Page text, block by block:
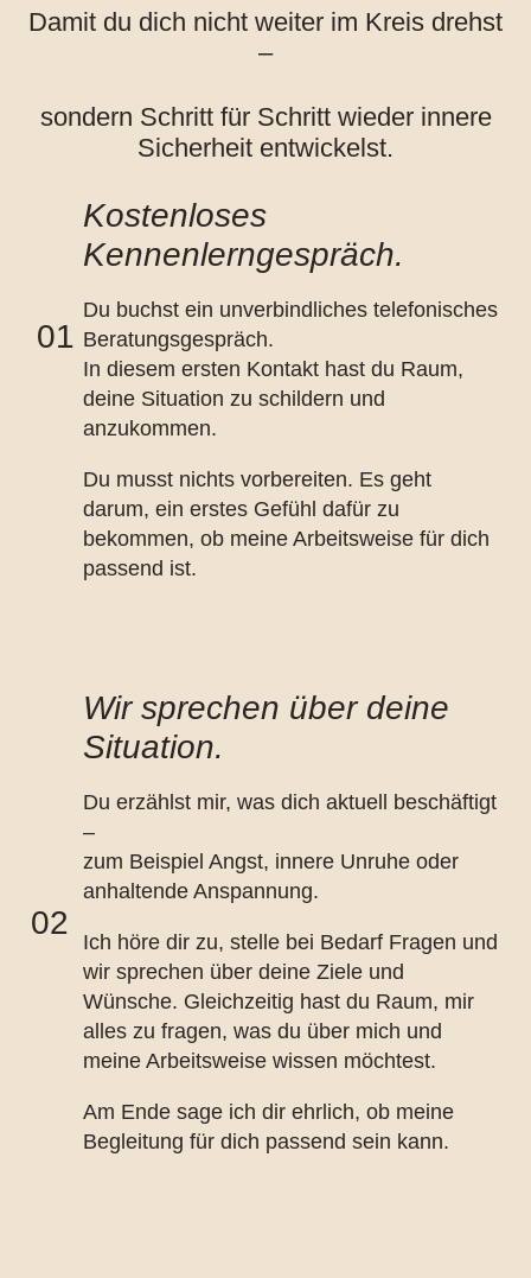
Damit du dich nicht weiter im Kreis drehst
–
sondern Schritt für Schritt wieder innere
Sicherheit entwickelst.
01
Kostenloses
Kennenlerngespräch.
Du buchst ein unverbindliches telefonisches
Beratungsgespräch.
In diesem ersten Kontakt hast du Raum,
deine Situation zu schildern und
anzukommen.
Du musst nichts vorbereiten. Es geht
darum, ein erstes Gefühl dafür zu
bekommen, ob meine Arbeitsweise für dich
passend ist.
02
Wir sprechen über deine
Situation.
Du erzählst mir, was dich aktuell beschäftigt
–
zum Beispiel Angst, innere Unruhe oder
anhaltende Anspannung.
Ich höre dir zu, stelle bei Bedarf Fragen und
wir sprechen über deine Ziele und
Wünsche. Gleichzeitig hast du Raum, mir
alles zu fragen, was du über mich und
meine Arbeitsweise wissen möchtest.
Am Ende sage ich dir ehrlich, ob meine
Begleitung für dich passend sein kann.